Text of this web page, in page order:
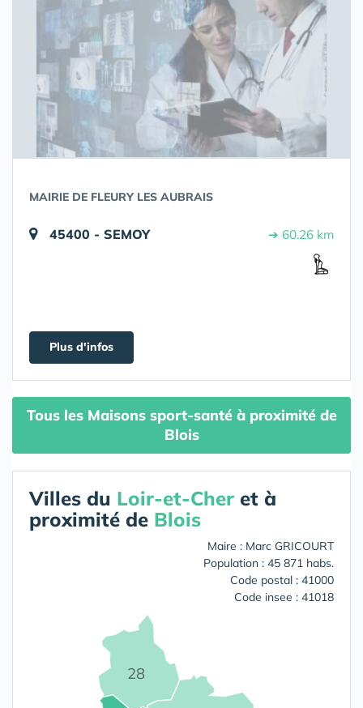
MAIRIE DE FLEURY LES AUBRAIS
45400 - SEMOY ➔ 60.26 km
Plus d'infos
Tous les Maisons sport-santé à proximité de
Blois
Villes du Loir-et-Cher et à
proximité de Blois
Maire : Marc GRICOURT
Population : 45 871 habs.
Code postal : 41000
Code insee : 41018
28